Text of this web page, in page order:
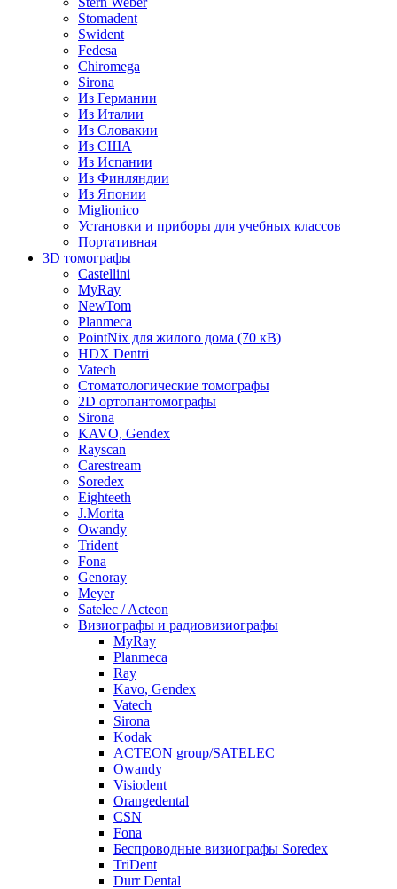
Stomadent
Swident
Fedesa
Chiromega
Sirona
Из Германии
Из Италии
Из Словакии
Из США
Из Испании
Из Финляндии
Из Японии
Miglionico
Установки и приборы для учебных классов
Портативная
3D томографы
Castellini
MyRay
NewTom
Planmeca
PointNix для жилого дома (70 кВ)
HDX Dentri
Vatech
Стоматологические томографы
2D ортопантомографы
Sirona
KAVO, Gendex
Rayscan
Carestream
Soredex
Eighteeth
J.Morita
Owandy
Trident
Fona
Genoray
Meyer
Satelec / Acteon
Визиографы и радиовизиографы
MyRay
Planmeca
Ray
Kavo, Gendex
Vatech
Sirona
Kodak
ACTEON group/SATELEC
Owandy
Visiodent
Orangedental
CSN
Fona
Беспроводные визиографы Soredex
TriDent
Durr Dental